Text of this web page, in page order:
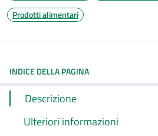
Prodotti alimentari
INDICE DELLA PAGINA
Descrizione
Ulteriori informazioni